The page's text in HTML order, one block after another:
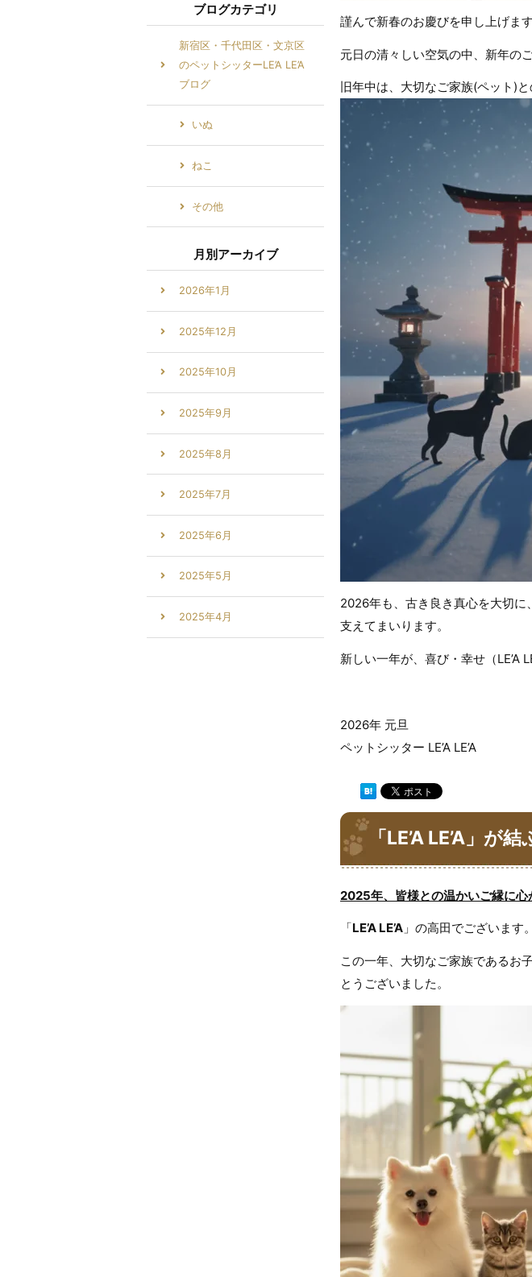
謹んで新春のお慶びを申し上げます
元日の清々しい空気の中、新年の
旧年中は、大切なご家族(ペット)
2026年も、古き良き真心を大切
支えてまいります。
新しい一年が、喜び・幸せ（LE’A
2026年 元旦
ペットシッター LE’A LE’A
「LE’A LE’A」が
2025年、皆様との温かいご縁に心
「LE’A LE’A 」の高田でございます。
この一年、大切なご家族であるお
とうございました。
ブログカテゴリ
新宿区・千代田区・文京区
のペットシッターLE’A LE’A
ブログ
いぬ
ねこ
その他
月別アーカイブ
2026年1月
2025年12月
2025年10月
2025年9月
2025年8月
2025年7月
2025年6月
2025年5月
2025年4月